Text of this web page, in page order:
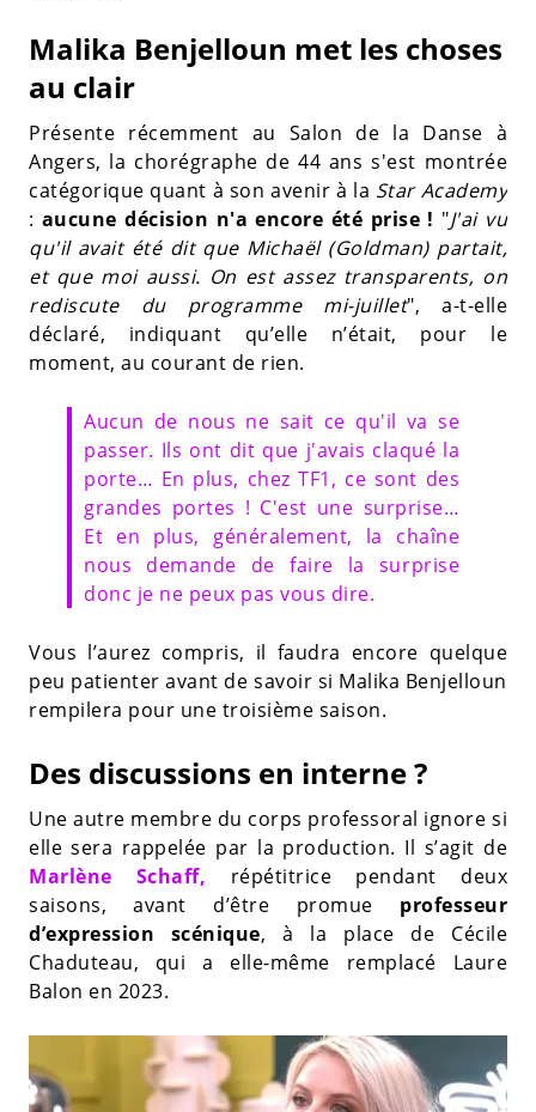
Malika Benjelloun met les choses
au clair
Présente récemment au Salon de la Danse à
Angers, la chorégraphe de 44 ans s'est montrée
catégorique quant à son avenir à la Star Academy
: aucune décision n'a encore été prise ! "J'ai vu
qu'il avait été dit que Michaël (Goldman) partait,
et que moi aussi. On est assez transparents, on
rediscute du programme mi-juillet", a-t-elle
déclaré, indiquant qu’elle n’était, pour le
moment, au courant de rien.
Aucun de nous ne sait ce qu'il va se
passer. Ils ont dit que j'avais claqué la
porte… En plus, chez TF1, ce sont des
grandes portes ! C'est une surprise…
Et en plus, généralement, la chaîne
nous demande de faire la surprise
donc je ne peux pas vous dire.
Vous l’aurez compris, il faudra encore quelque
peu patienter avant de savoir si Malika Benjelloun
rempilera pour une troisième saison.
Des discussions en interne ?
Une autre membre du corps professoral ignore si
elle sera rappelée par la production. Il s’agit de
Marlène Schaff, répétitrice pendant deux
saisons, avant d’être promue professeur
d’expression scénique, à la place de Cécile
Chaduteau, qui a elle-même remplacé Laure
Balon en 2023.